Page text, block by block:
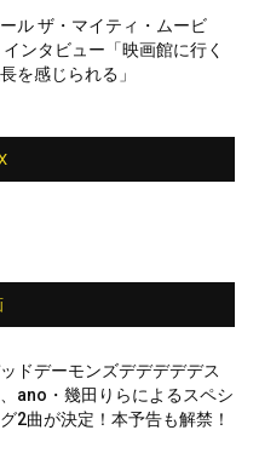
ール ザ・マイティ・ムービ
ンタビュー「映画館に行く
を感じられる」
ドデーモンズデデデデデス
ano・幾田りらによるスペシ
2曲が決定！本予告も解禁！